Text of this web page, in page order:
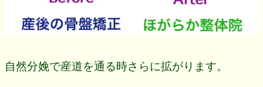
自然分娩で産道を通る時さらに拡がります。